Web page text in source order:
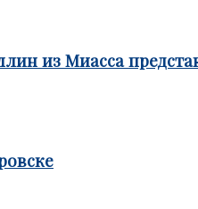
из Миасса